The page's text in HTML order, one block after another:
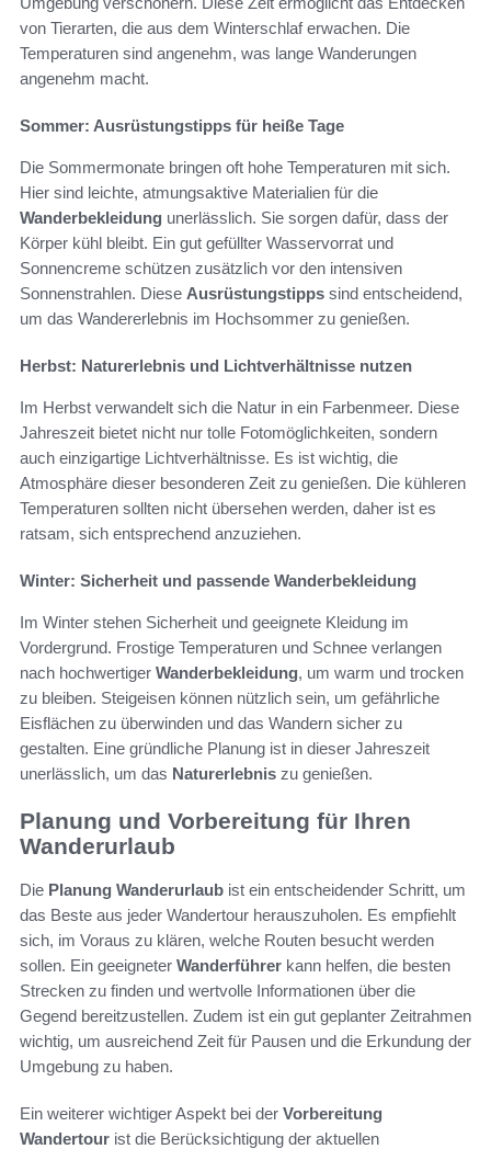
von Tierarten, die aus dem Winterschlaf erwachen. Die
Temperaturen sind angenehm, was lange Wanderungen
angenehm macht.
Sommer: Ausrüstungstipps für heiße Tage
Die Sommermonate bringen oft hohe Temperaturen mit sich.
Hier sind leichte, atmungsaktive Materialien für die
Wanderbekleidung unerlässlich. Sie sorgen dafür, dass der
Körper kühl bleibt. Ein gut gefüllter Wasservorrat und
Sonnencreme schützen zusätzlich vor den intensiven
Sonnenstrahlen. Diese Ausrüstungstipps sind entscheidend,
um das Wandererlebnis im Hochsommer zu genießen.
Herbst: Naturerlebnis und Lichtverhältnisse nutzen
Im Herbst verwandelt sich die Natur in ein Farbenmeer. Diese
Jahreszeit bietet nicht nur tolle Fotomöglichkeiten, sondern
auch einzigartige Lichtverhältnisse. Es ist wichtig, die
Atmosphäre dieser besonderen Zeit zu genießen. Die kühleren
Temperaturen sollten nicht übersehen werden, daher ist es
ratsam, sich entsprechend anzuziehen.
Winter: Sicherheit und passende Wanderbekleidung
Im Winter stehen Sicherheit und geeignete Kleidung im
Vordergrund. Frostige Temperaturen und Schnee verlangen
nach hochwertiger Wanderbekleidung, um warm und trocken
zu bleiben. Steigeisen können nützlich sein, um gefährliche
Eisflächen zu überwinden und das Wandern sicher zu
gestalten. Eine gründliche Planung ist in dieser Jahreszeit
unerlässlich, um das Naturerlebnis zu genießen.
Planung und Vorbereitung für Ihren
Wanderurlaub
Die Planung Wanderurlaub ist ein entscheidender Schritt, um
das Beste aus jeder Wandertour herauszuholen. Es empfiehlt
sich, im Voraus zu klären, welche Routen besucht werden
sollen. Ein geeigneter Wanderführer kann helfen, die besten
Strecken zu finden und wertvolle Informationen über die
Gegend bereitzustellen. Zudem ist ein gut geplanter Zeitrahmen
wichtig, um ausreichend Zeit für Pausen und die Erkundung der
Umgebung zu haben.
Ein weiterer wichtiger Aspekt bei der Vorbereitung
Wandertour ist die Berücksichtigung der aktuellen